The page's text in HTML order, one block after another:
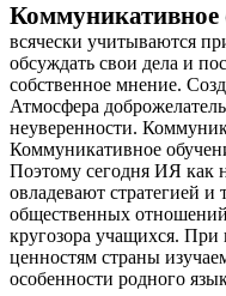
Коммуникативное
всячески учитываются
обсуждать свои дела и
собственное мнение.
Атмосфера
неуверенности.
Коммуникативное
Поэтому сегодня ИЯ как
овладевают стратегией
общественных
кругозора учащихся. При
ценностям страны
особенности родного